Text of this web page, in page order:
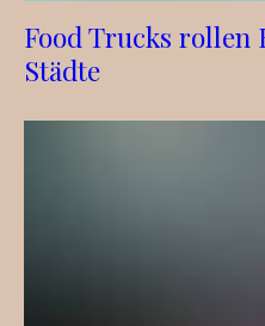
Food Trucks rollen
Städte